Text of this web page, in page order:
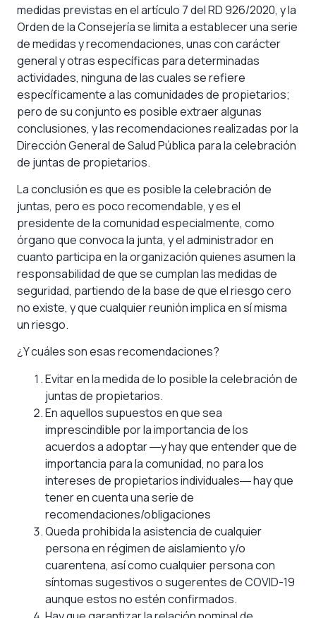
medidas previstas en el artículo 7 del RD 926/2020, y la
Orden de la Consejería se limita a establecer una serie
de medidas y recomendaciones, unas con carácter
general y otras específicas para determinadas
actividades, ninguna de las cuales se refiere
específicamente a las comunidades de propietarios;
pero de su conjunto es posible extraer algunas
conclusiones, y las recomendaciones realizadas por la
Dirección General de Salud Pública para la celebración
de juntas de propietarios.
La conclusión es que es posible la celebración de
juntas, pero es poco recomendable, y es el
presidente de la comunidad especialmente, como
órgano que convoca la junta, y el administrador en
cuanto participa en la organización quienes asumen la
responsabilidad de que se cumplan las medidas de
seguridad, partiendo de la base de que el riesgo cero
no existe, y que cualquier reunión implica en sí misma
un riesgo.
¿Y cuáles son esas recomendaciones?
Evitar en la medida de lo posible la celebración de
juntas de propietarios.
En aquellos supuestos en que sea
imprescindible por la importancia de los
acuerdos a adoptar ―y hay que entender que de
importancia para la comunidad, no para los
intereses de propietarios individuales― hay que
tener en cuenta una serie de
recomendaciones/obligaciones
Queda prohibida la asistencia de cualquier
persona en régimen de aislamiento y/o
cuarentena, así como cualquier persona con
síntomas sugestivos o sugerentes de COVID-19
aunque estos no estén confirmados.